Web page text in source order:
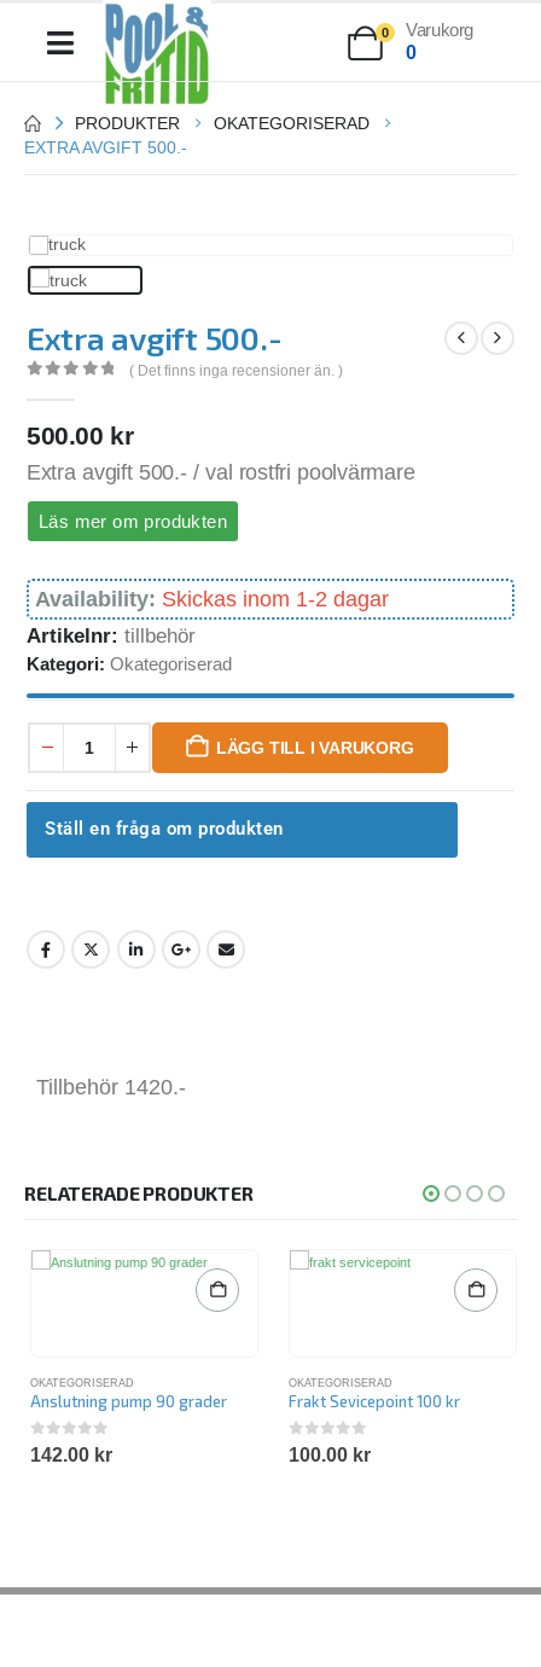
0
Varukorg
0
PRODUKTER
OKATEGORISERAD
EXTRA AVGIFT 500.-
Extra avgift 500.-
( Det finns inga recensioner än. )
500.00 kr
Extra avgift 500.- / val rostfri poolvärmare
Läs mer om produkten
Availability: Skickas inom 1-2 dagar
Artikelnr: tillbehör
Kategori: Okategoriserad
LÄGG TILL I VARUKORG
Ställ en fråga om produkten
Tillbehör 1420.-
RELATERADE PRODUKTER
OKATEGORISERAD
Anslutning pump 90 grader
0 out of 5
142.00 kr
OKATEGORISERAD
Frakt Sevicepoint 100 kr
0 out of 5
100.00 kr